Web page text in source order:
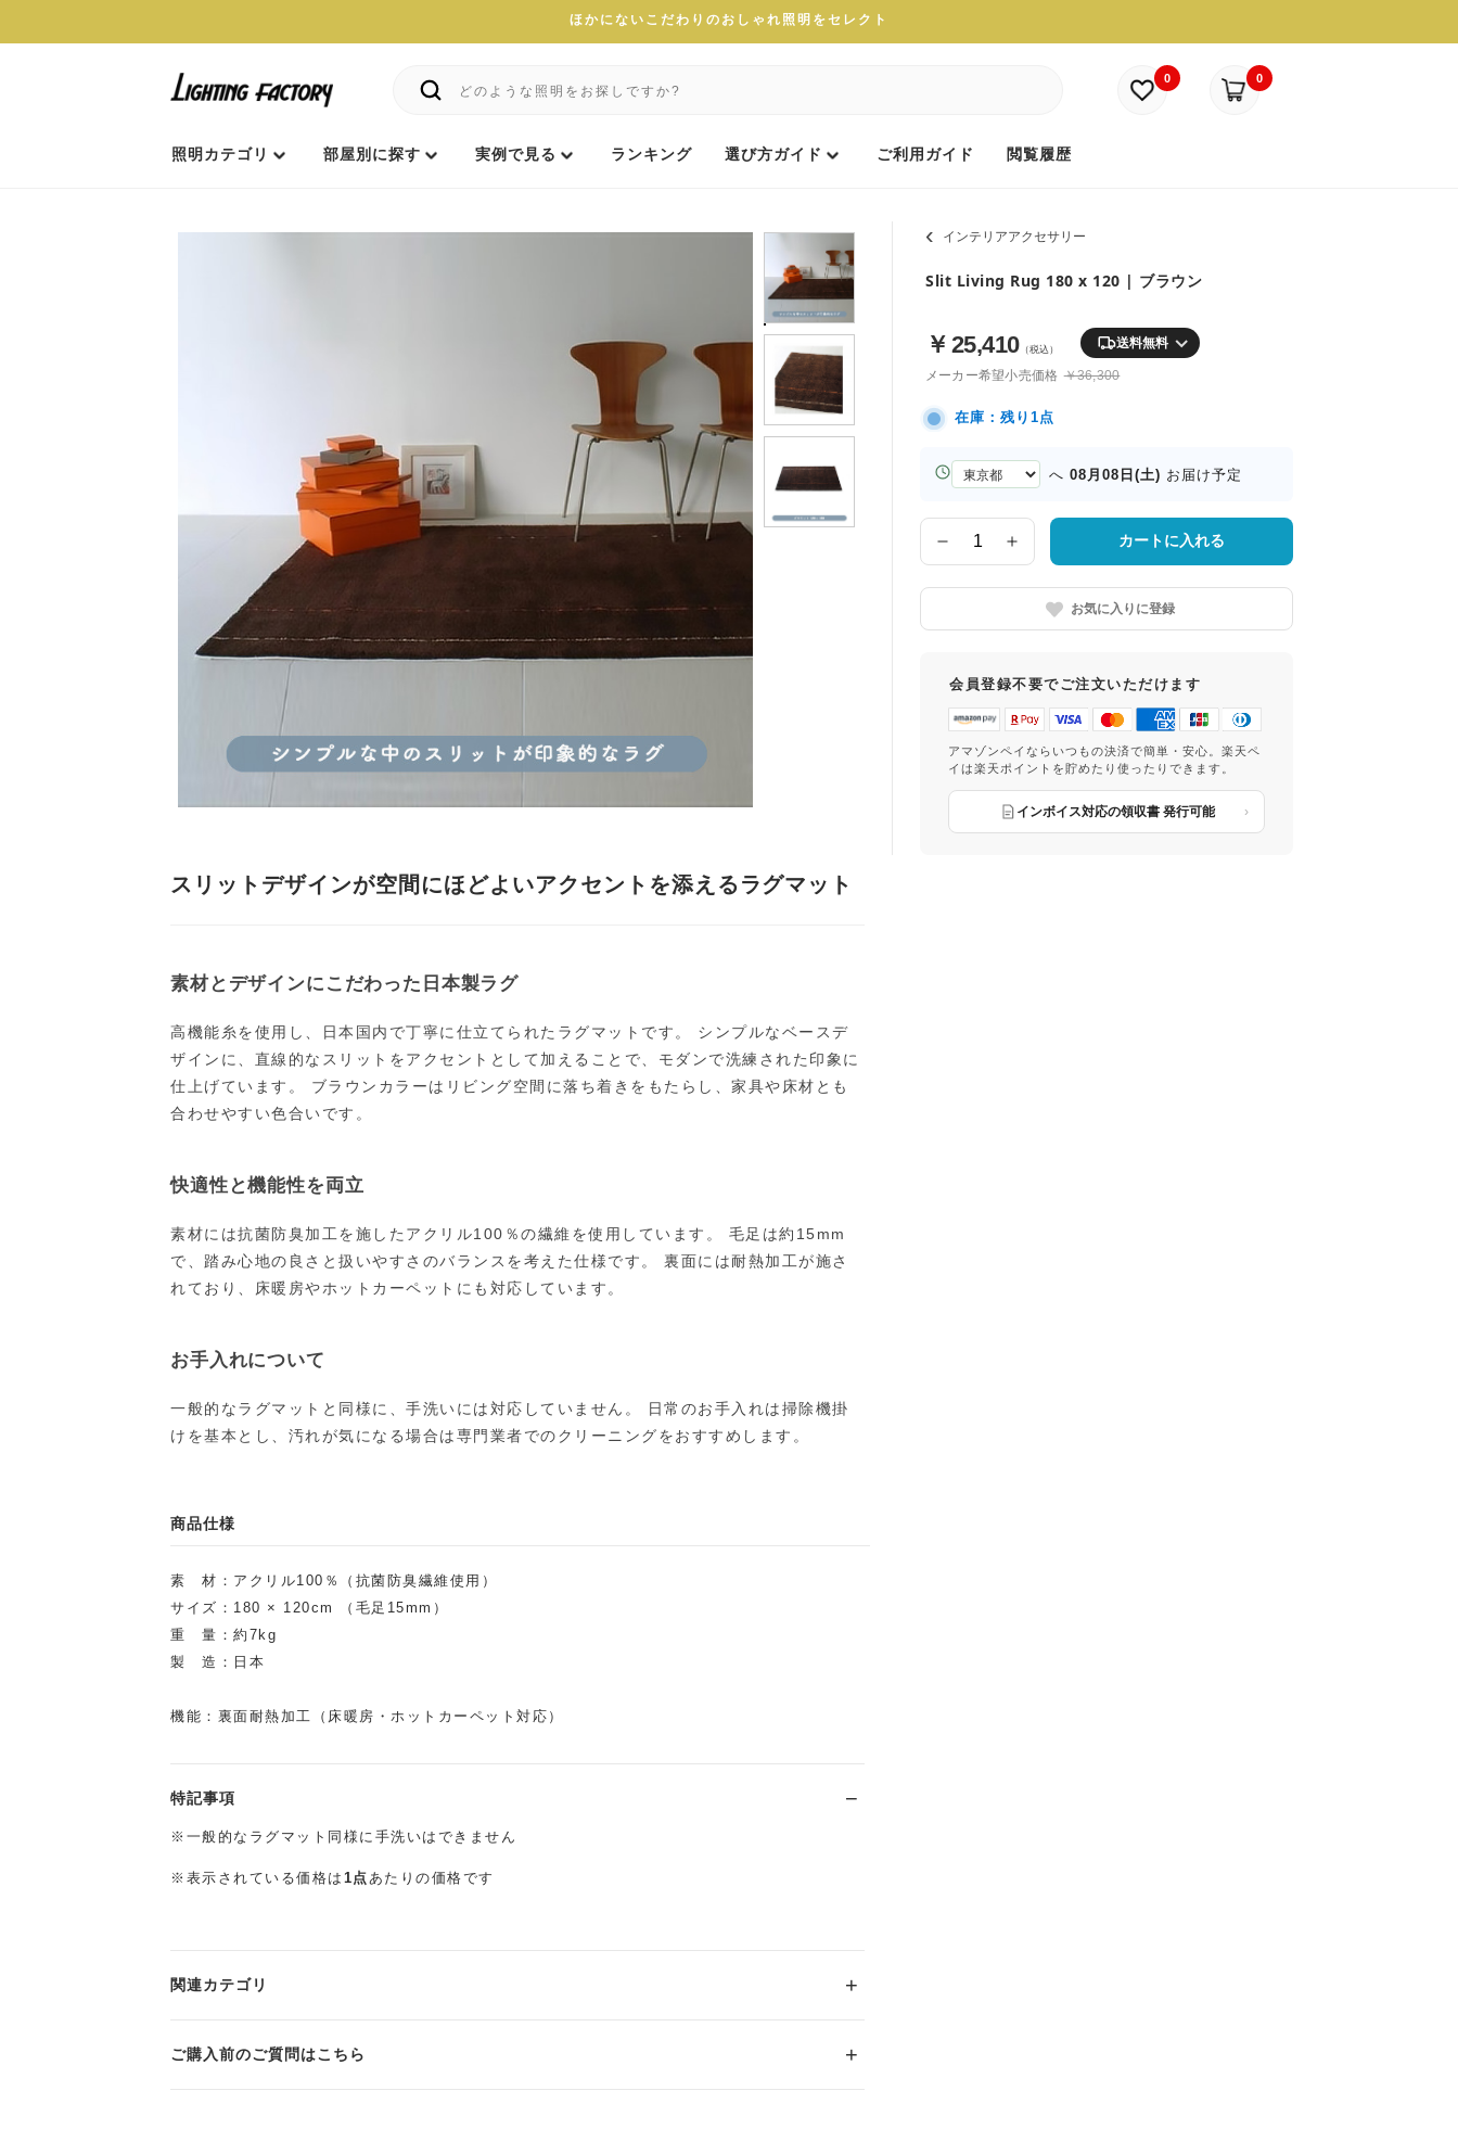
ほかにないこだわりのおしゃれ照明をセレクト
0 0
照明カテゴリ 部屋別に探す 実例で見る ランキング 選び方ガイド ご利用ガイド 閲覧履歴
インテリアアクセサリー
Slit Living Rug 180 x 120 | ブラウン
￥ 25,410（税込） 送料無料
メーカー希望小売価格 ￥36,300
在庫：残り1点
お
届
へ 08月08日(土) お届け予定
数
量
カートに入れる
お気に入りに登録
会員登録不要でご注文いただけます
アマゾンペイならいつもの決済で簡単・安心。楽天ペ
イは楽天ポイントを貯めたり使ったりできます。
インボイス対応の領収書 発行可能
スリットデザインが空間にほどよいアクセントを添えるラグマット
素材とデザインにこだわった日本製ラグ
高機能糸を使用し、日本国内で丁寧に仕立てられたラグマットです。 シンプルなベースデ
ザインに、直線的なスリットをアクセントとして加えることで、モダンで洗練された印象に
仕上げています。 ブラウンカラーはリビング空間に落ち着きをもたらし、家具や床材とも
合わせやすい色合いです。
快適性と機能性を両立
素材には抗菌防臭加工を施したアクリル100％の繊維を使用しています。 毛足は約15mm
で、踏み心地の良さと扱いやすさのバランスを考えた仕様です。 裏面には耐熱加工が施さ
れており、床暖房やホットカーペットにも対応しています。
お手入れについて
一般的なラグマットと同様に、手洗いには対応していません。 日常のお手入れは掃除機掛
けを基本とし、汚れが気になる場合は専門業者でのクリーニングをおすすめします。
商品仕様
素 材：アクリル100％（抗菌防臭繊維使用）
サイズ：180 × 120cm （毛足15mm）
重 量：約7kg
製 造：日本
機能：裏面耐熱加工（床暖房・ホットカーペット対応）
特記事項
※一般的なラグマット同様に手洗いはできません
※表示されている価格は 1点あたりの価格です
関連カテゴリ
ご購入前のご質問はこちら